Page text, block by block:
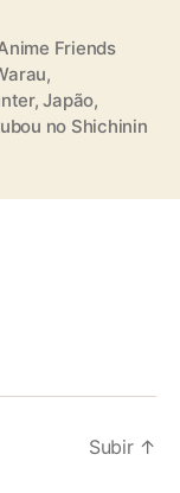
Friends
,
,Japão,
no Shichinin
Subir ↑